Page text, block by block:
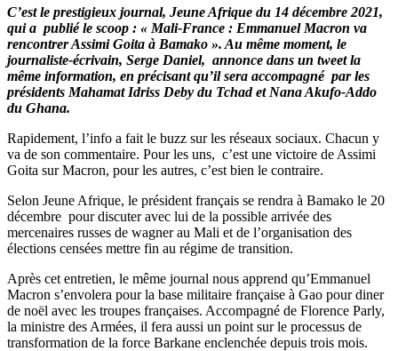
C’est le prestigieux journal, Jeune Afrique du 14 décembre 2021,
qui a publié le scoop : « Mali-France : Emmanuel Macron va
rencontrer Assimi Goita à Bamako ». Au même moment, le
journaliste-écrivain, Serge Daniel, annonce dans un tweet la
même information, en précisant qu’il sera accompagné par les
présidents Mahamat Idriss Deby du Tchad et Nana Akufo-Addo
du Ghana.
Rapidement, l’info a fait le buzz sur les réseaux sociaux. Chacun y
va de son commentaire. Pour les uns, c’est une victoire de Assimi
Goita sur Macron, pour les autres, c’est bien le contraire.
Selon Jeune Afrique, le président français se rendra à Bamako le 20
décembre pour discuter avec lui de la possible arrivée des
mercenaires russes de wagner au Mali et de l’organisation des
élections censées mettre fin au régime de transition.
Après cet entretien, le même journal nous apprend qu’Emmanuel
Macron s’envolera pour la base militaire française à Gao pour diner
de noël avec les troupes françaises. Accompagné de Florence Parly,
la ministre des Armées, il fera aussi un point sur le processus de
transformation de la force Barkane enclenchée depuis trois mois.